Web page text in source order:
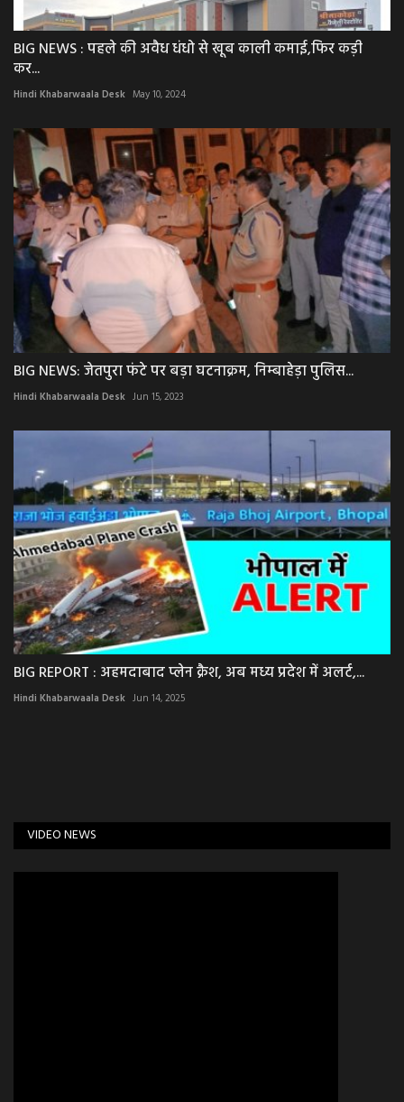
BIG NEWS : पहले की अवैध धंधो से खूब काली कमाई,फिर कड़ी
कर...
Hindi Khabarwaala Desk May 10, 2024
BIG NEWS: जेतपुरा फंटे पर बड़ा घटनाक्रम, निम्बाहेड़ा पुलिस...
Hindi Khabarwaala Desk Jun 15, 2023
BIG REPORT : अहमदाबाद प्लेन क्रैश, अब मध्य प्रदेश में अलर्ट,...
Hindi Khabarwaala Desk Jun 14, 2025
VIDEO NEWS